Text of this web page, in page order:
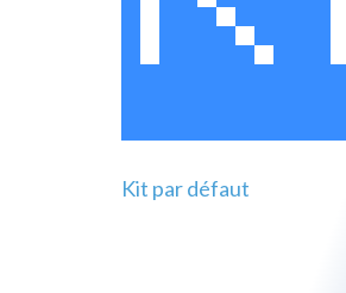
Kit par défaut